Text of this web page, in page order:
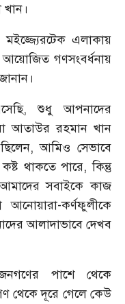
এলাকায়
গণসংবর্ধনায়
শুধু আপনাদের
আতাউর রহমান খান
আমিও সেভাবে
থাকতে পারে, কিন্তু
সবাইকে কাজ
কর্ণফুলীকে
আলাদাভাবে দেখব
পাশে থেকে
থেকে দূরে গেলে কেউ